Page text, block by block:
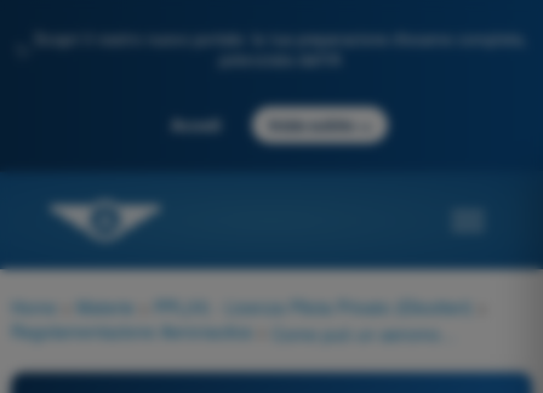
Scopri il nostro nuovo portale: la tua preparazione d'esame completa,
Accedi Inizia subito
Home Materie PPL(H) - Licenza Pilota Privato (Elicotteri)
Regolamentazione Aeronautica